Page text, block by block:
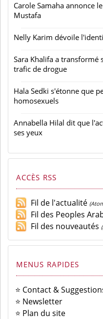
Carole Samaha annonce
Mustafa
Nelly Karim dévoile
Sara Khalifa a transformé
trafic de drogue
Hala Sedki s'étonne que
homosexuels
Annabella Hilal dit que
ses yeux
ACCÈS RSS
Fil de l'actualité
Fil des Peoples
Fil des nouveautés
MENUS RAPIDES
⭐ Contact &
⭐ Newsletter
⭐ Plan du site